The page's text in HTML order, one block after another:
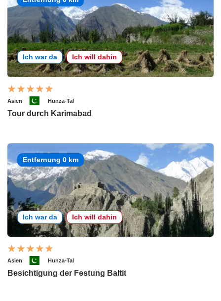
Ich war da Ich will dahin
Asien Hunza-Tal
Tour durch Karimabad
Entfernung 0 km
Ich war da Ich will dahin
Asien Hunza-Tal
Besichtigung der Festung Baltit